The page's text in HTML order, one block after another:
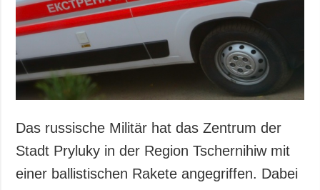
Das russische Militär hat das Zentrum der
Stadt Pryluky in der Region Tschernihiw mit
einer ballistischen Rakete angegriffen. Dabei